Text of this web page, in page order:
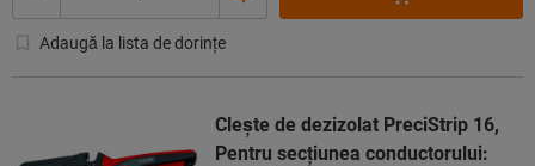
Adaugă la lista de dorințe
Cleşte de dezizolat PreciStrip 16,
Pentru secţiunea conductorului: